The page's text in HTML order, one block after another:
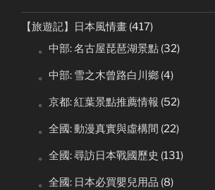
【旅遊記】日本風情畫 (417)
。中部: 名古屋琵琶湖景點 (32)
。中部: 雪之木曾路白川鄉 (4)
。京都: 紅葉景點推薦情報 (52)
。全國: 動漫真實與虛構間 (22)
。全國: 尋訪日本戰國歷史 (131)
。全國: 日本必買嬰兒用品 (8)